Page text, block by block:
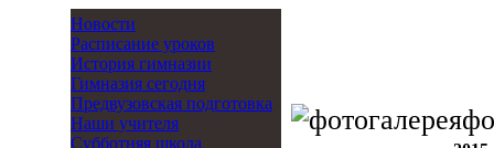
Новости
Расписание уроков
История гимназии
Гимназия сегодня
Предвузовская подготовка
Наши учителя
Субботняя школа